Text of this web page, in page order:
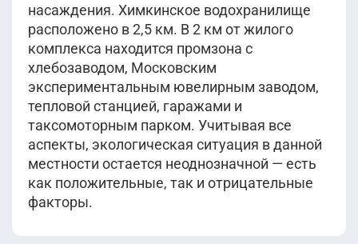
насаждения. Химкинское водохранилище
расположено в 2,5 км. В 2 км от жилого
комплекса находится промзона с
хлебозаводом, Московским
экспериментальным ювелирным заводом,
тепловой станцией, гаражами и
таксомоторным парком. Учитывая все
аспекты, экологическая ситуация в данной
местности остается неоднозначной — есть
как положительные, так и отрицательные
факторы.